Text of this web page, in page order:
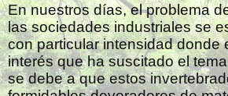
En nuestros días, el problema
las sociedades industriales se
con particular intensidad donde
interés que ha suscitado el
se debe a que estos